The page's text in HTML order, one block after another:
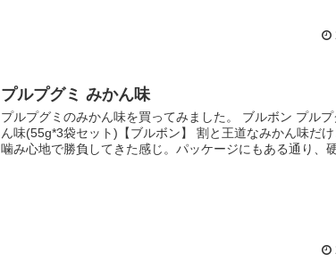
プルプグミ みかん味
プルプグミのみかん味を買ってみました。 ブルボン プル
ん味(55g*3袋セット)【ブルボン】 割と王道なみかん味だ
噛み心地で勝負してきた感じ。パッケージにもある通り、硬